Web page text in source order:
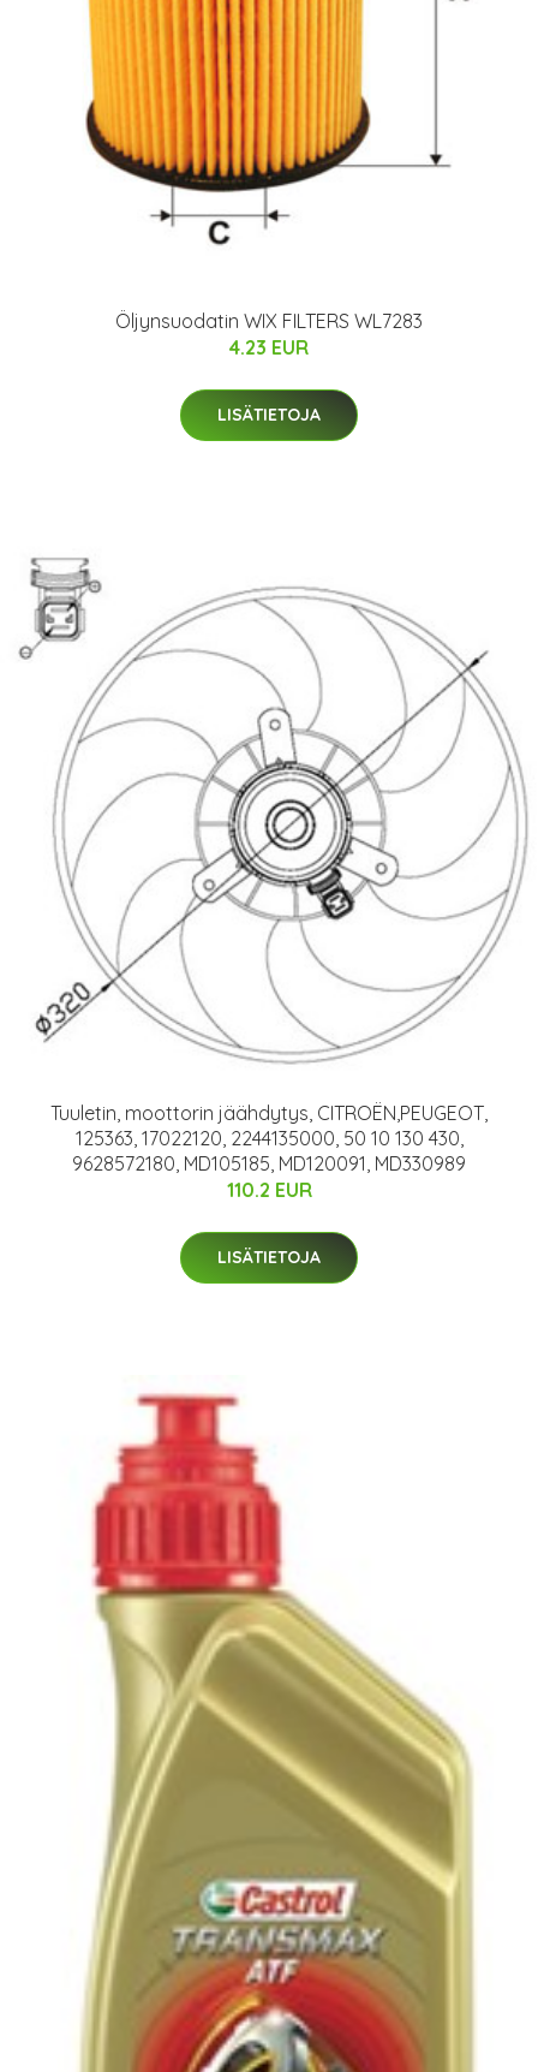
Öljynsuodatin WIX FILTERS WL7283
4.23 EUR
LISÄTIETOJA
Tuuletin, moottorin jäähdytys, CITROËN,PEUGEOT,
125363, 17022120, 2244135000, 50 10 130 430,
9628572180, MD105185, MD120091, MD330989
110.2 EUR
LISÄTIETOJA